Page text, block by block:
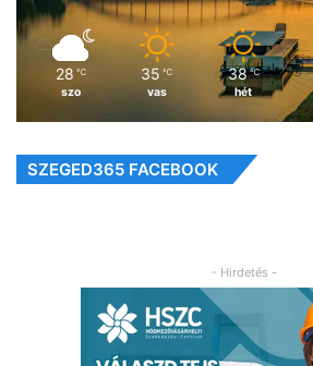
28 ℃
szo
35 ℃
vas
38 ℃
hét
SZEGED365 FACEBOOK
- Hirdetés -